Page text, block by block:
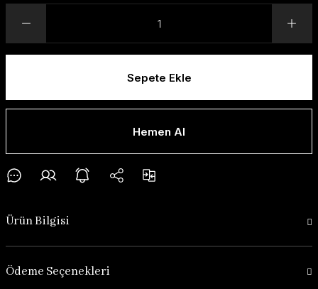
Sepete Ekle
Hemen Al
Ürün Bilgisi
Ödeme Seçenekleri